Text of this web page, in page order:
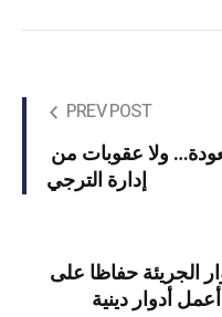
PREV POST
إدارة الترجي
الجريئة حفاظا على
أدوار دينية